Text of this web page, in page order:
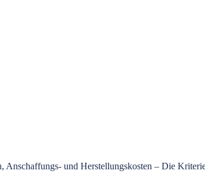
Anschaffungs- und Herstellungskosten – Die